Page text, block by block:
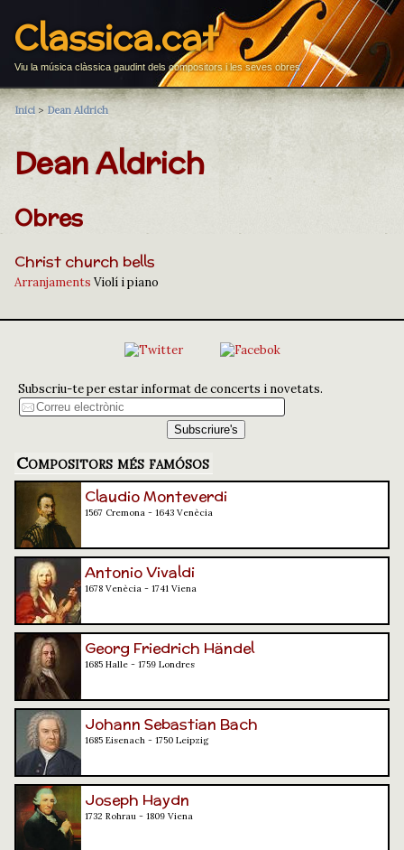
Classica.cat
Viu la música clàssica gaudint dels compositors i les seves obres
Inici > Dean Aldrich
Dean Aldrich
Obres
Christ church bells
Arranjaments Violí i piano
Subscriu-te per estar informat de concerts i novetats.
Compositors més famósos
Claudio Monteverdi
1567 Cremona - 1643 Venècia
Antonio Vivaldi
1678 Venècia - 1741 Viena
Georg Friedrich Händel
1685 Halle - 1759 Londres
Johann Sebastian Bach
1685 Eisenach - 1750 Leipzig
Joseph Haydn
1732 Rohrau - 1809 Viena